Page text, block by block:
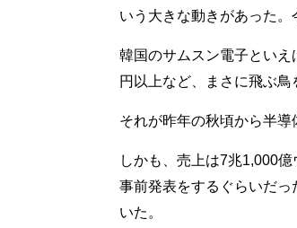
いう大きな動きがあった。
韓国のサムスン電子といえ
円以上など、まさに飛ぶ鳥
それが昨年の秋頃から半導
しかも、売上は7兆1,000
事前発表をするぐらいだ
いた。